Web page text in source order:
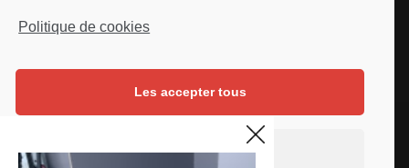
Politique de cookies
Les accepter tous
Continuer sans accepter
Instagram
Linkedin
Youtube